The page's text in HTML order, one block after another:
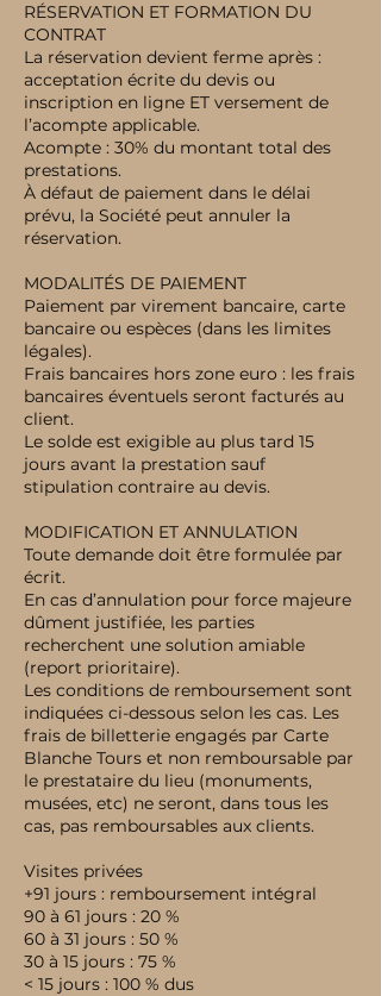
RÉSERVATION ET FORMATION DU
CONTRAT
La réservation devient ferme après :
acceptation écrite du devis ou
inscription en ligne ET versement de
l’acompte applicable.
Acompte : 30% du montant total des
prestations.
À défaut de paiement dans le délai
prévu, la Société peut annuler la
réservation.
MODALITÉS DE PAIEMENT
Paiement par virement bancaire, carte
bancaire ou espèces (dans les limites
légales).
Frais bancaires hors zone euro : les frais
bancaires éventuels seront facturés au
client.
Le solde est exigible au plus tard 15
jours avant la prestation sauf
stipulation contraire au devis.
MODIFICATION ET ANNULATION
Toute demande doit être formulée par
écrit.
En cas d’annulation pour force majeure
dûment justifiée, les parties
recherchent une solution amiable
(report prioritaire).
Les conditions de remboursement sont
indiquées ci-dessous selon les cas. Les
frais de billetterie engagés par Carte
Blanche Tours et non remboursable par
le prestataire du lieu (monuments,
musées, etc) ne seront, dans tous les
cas, pas remboursables aux clients.
Visites privées
+91 jours : remboursement intégral
90 à 61 jours : 20 %
60 à 31 jours : 50 %
30 à 15 jours : 75 %
< 15 jours : 100 % dus